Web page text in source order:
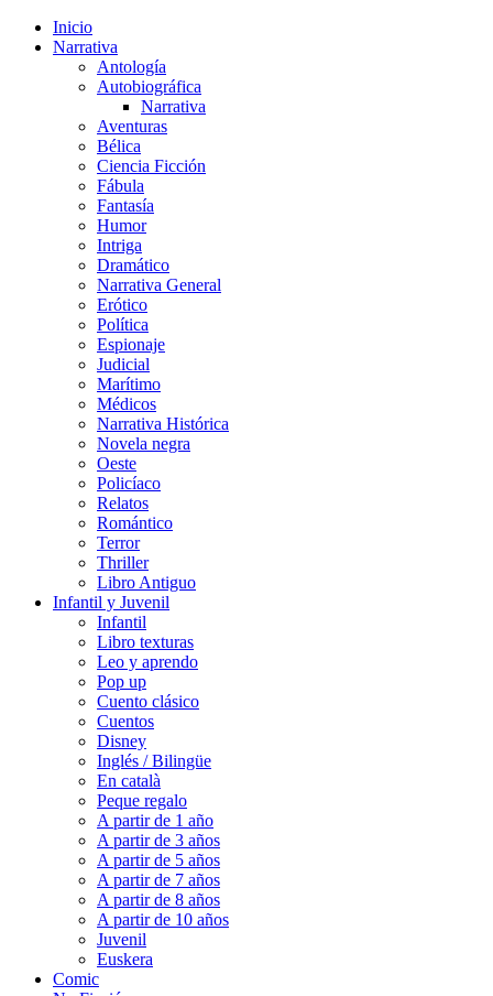
Inicio
Narrativa
Antología
Autobiográfica
Narrativa
Aventuras
Bélica
Ciencia Ficción
Fábula
Fantasía
Humor
Intriga
Dramático
Narrativa General
Erótico
Política
Espionaje
Judicial
Marítimo
Médicos
Narrativa Histórica
Novela negra
Oeste
Policíaco
Relatos
Romántico
Terror
Thriller
Libro Antiguo
Infantil y Juvenil
Infantil
Libro texturas
Leo y aprendo
Pop up
Cuento clásico
Cuentos
Disney
Inglés / Bilingüe
En català
Peque regalo
A partir de 1 año
A partir de 3 años
A partir de 5 años
A partir de 7 años
A partir de 8 años
A partir de 10 años
Juvenil
Euskera
Comic